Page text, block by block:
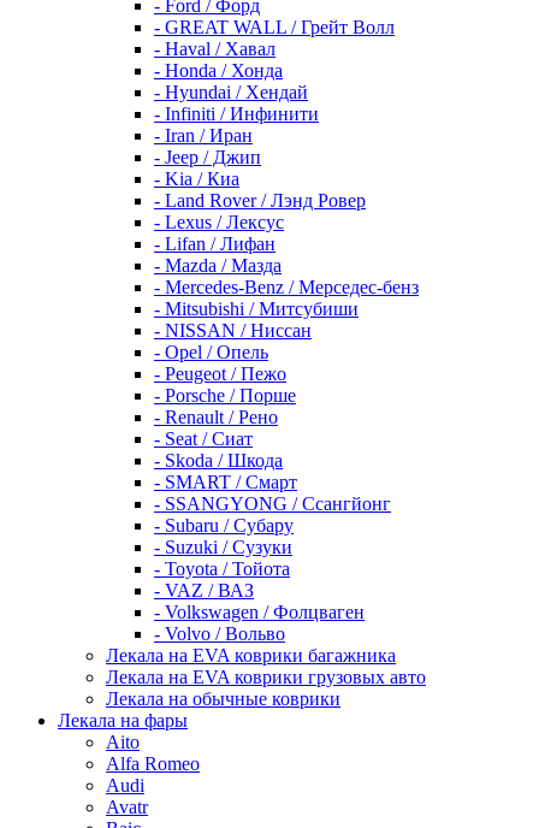
- Ford / Форд
- GREAT WALL / Грейт Волл
- Haval / Хавал
- Honda / Хонда
- Hyundai / Хендай
- Infiniti / Инфинити
- Iran / Иран
- Jeep / Джип
- Kia / Киа
- Land Rover / Лэнд Ровер
- Lexus / Лексус
- Lifan / Лифан
- Mazda / Мазда
- Mercedes-Benz / Мерседес-бенз
- Mitsubishi / Митсубиши
- NISSAN / Ниссан
- Opel / Опель
- Peugeot / Пежо
- Porsche / Порше
- Renault / Рено
- Seat / Сиат
- Skoda / Шкода
- SMART / Смарт
- SSANGYONG / Ссангйонг
- Subaru / Субару
- Suzuki / Сузуки
- Toyota / Тойота
- VAZ / ВАЗ
- Volkswagen / Фолцваген
- Volvo / Вольво
Лекала на EVA коврики багажника
Лекала на EVA коврики грузовых авто
Лекала на обычные коврики
Лекала на фары
Aito
Alfa Romeo
Audi
Avatr